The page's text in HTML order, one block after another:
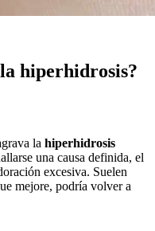
hiperhidrosis?
la hiperhidrosis
una causa definida, el
excesiva. Suelen
mejore, podría volver a